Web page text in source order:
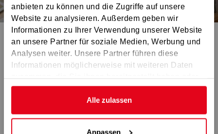
anbieten zu können und die Zugriffe auf unsere
Website zu analysieren. Außerdem geben wir
Informationen zu Ihrer Verwendung unserer Website
an unsere Partner für soziale Medien, Werbung und
Analysen weiter. Unsere Partner führen diese
Informationen möglicherweise mit weiteren Daten
zusammen, die Sie ihnen bereitgestellt haben oder
die sie im Rahmen Ihrer Nutzung der Dienste
Alle zulassen
Anpassen
GS Nürnberg
GS Westmittelfranken
GS Amberg
GS Regensburg
GS Ingolstadt
GS Schwabach
GS Landshut
NEWSLETTER ANMELDUNG
Der Erste zu sein hat
seine Vorteile.